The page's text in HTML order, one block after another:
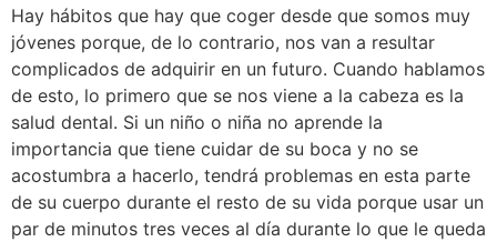
Hay hábitos que hay que coger desde que somos muy
jóvenes porque, de lo contrario, nos van a resultar
complicados de adquirir en un futuro. Cuando hablamos
de esto, lo primero que se nos viene a la cabeza es la
salud dental. Si un niño o niña no aprende la
importancia que tiene cuidar de su boca y no se
acostumbra a hacerlo, tendrá problemas en esta parte
de su cuerpo durante el resto de su vida porque usar un
par de minutos tres veces al día durante lo que le queda